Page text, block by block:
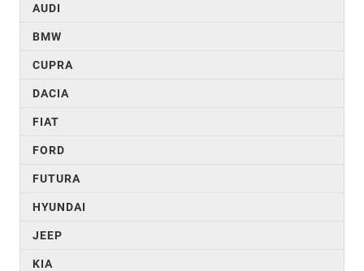
AUDI
BMW
CUPRA
DACIA
FIAT
FORD
FUTURA
HYUNDAI
JEEP
KIA